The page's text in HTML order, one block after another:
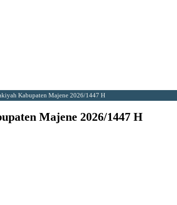
Kabupaten Majene 2026/1447 H
Majene 2026/1447 H